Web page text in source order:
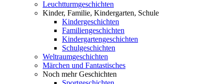
Leuchtturmgeschichten
Kinder, Familie, Kindergarten, Schule
Kindergeschichten
Familiengeschichten
Kindergartengeschichten
Schulgeschichten
Weltraumgeschichten
Märchen und Fantastisches
Noch mehr Geschichten